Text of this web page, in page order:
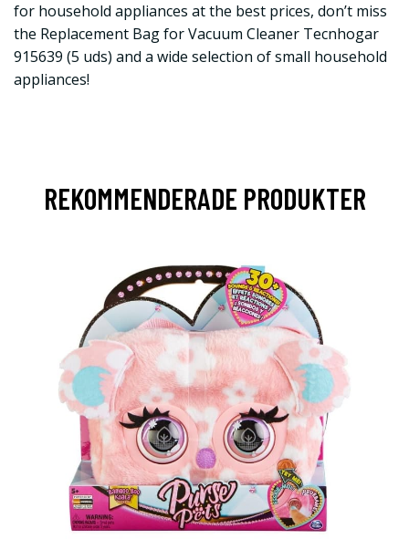
for household appliances at the best prices, don’t miss
the Replacement Bag for Vacuum Cleaner Tecnhogar
915639 (5 uds) and a wide selection of small household
appliances!
REKOMMENDERADE PRODUKTER